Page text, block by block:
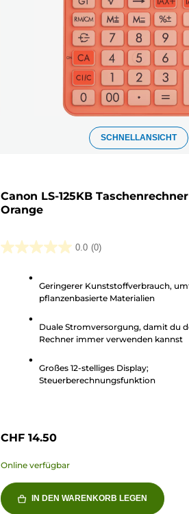
SCHNELLANSICHT
Canon LS-125KB
Orange
0.0 (0)
0.0
Sternen.
Geringerer Kunststoffverbrauch,
pflanzenbasierte Materialien
Duale Stromversorgung, damit du
Rechner immer verwenden kannst
Großes 12-stelliges Display;
Steuerberechnungsfunktion
CHF 14.50
Online verfügbar
IN DEN WARENKORB LEGEN